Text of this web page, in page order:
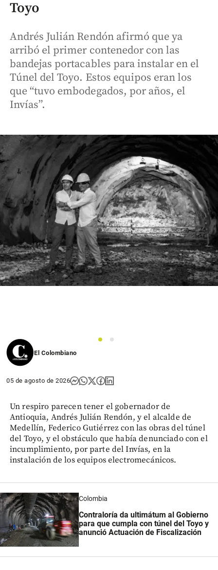
Toyo
Andrés Julián Rendón afirmó que ya
arribó el primer contenedor con las
bandejas portacables para instalar en el
Túnel del Toyo. Estos equipos eran los
que “tuvo embodegados, por años, el
Invías”.
1
2
El Colombiano
05 de agosto de 2026
Un respiro parecen tener el gobernador de
Antioquia, Andrés Julián Rendón, y el alcalde de
Medellín, Federico Gutiérrez con las obras del túnel
del Toyo, y el obstáculo que había denunciado con el
incumplimiento, por parte del Invías, en la
instalación de los equipos electromecánicos.
Colombia
Contraloría da ultimátum al Gobierno
para que cumpla con túnel del Toyo y
anunció Actuación de Fiscalización